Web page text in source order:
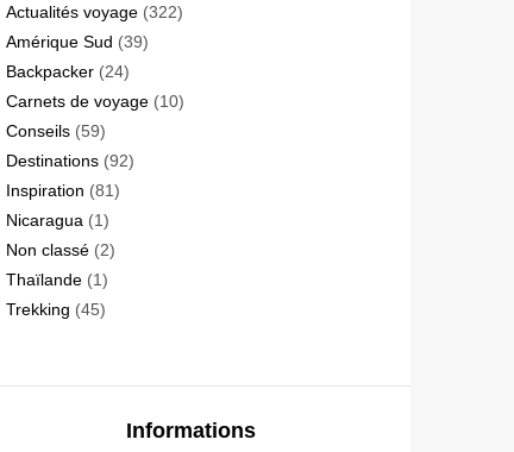
Actualités voyage (322)
Amérique Sud (39)
Backpacker (24)
Carnets de voyage (10)
Conseils (59)
Destinations (92)
Inspiration (81)
Nicaragua (1)
Non classé (2)
Thaïlande (1)
Trekking (45)
Informations